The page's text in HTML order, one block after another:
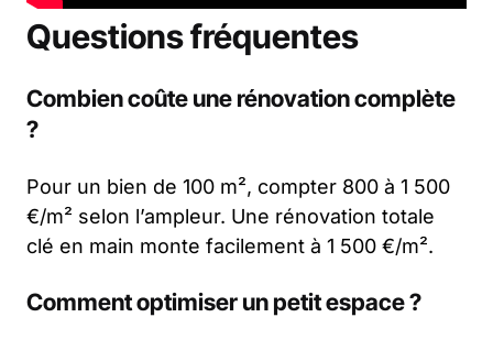
Questions fréquentes
Combien coûte une rénovation complète
?
Pour un bien de 100 m², compter 800 à 1 500
€/m² selon l’ampleur. Une rénovation totale
clé en main monte facilement à 1 500 €/m².
Comment optimiser un petit espace ?